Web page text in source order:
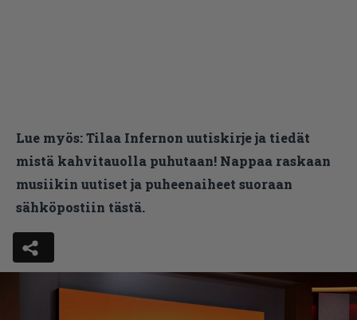
Lue myös:Tilaa Infernon uutiskirje ja tiedät
mistä kahvitauolla puhutaan! Nappaa raskaan
musiikin uutiset ja puheenaiheet suoraan
sähköpostiin tästä.